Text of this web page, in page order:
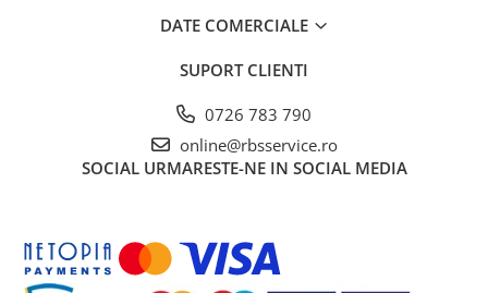
DATE COMERCIALE
SUPORT CLIENTI
0726 783 790
online@rbsservice.ro
SOCIAL URMARESTE-NE IN SOCIAL MEDIA